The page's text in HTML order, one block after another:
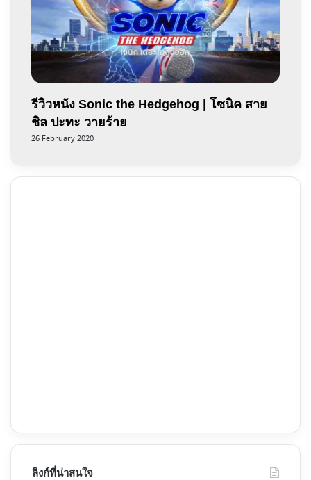
รีวิวหนัง Sonic the Hedgehog | โซนิค สาย
ชิล ปะทะ วายร้าย
26 February 2020
ลิงก์ที่น่าสนใจ